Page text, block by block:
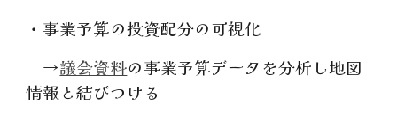
・事業予算の投資配分の可視化
→議会資料の事業予算データを分析し地図
情報と結びつける